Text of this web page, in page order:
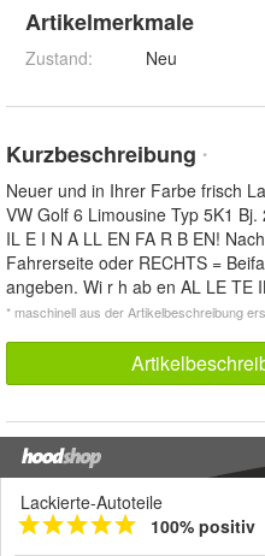
Artikelmerkmale
Zustand: Neu
Kurzbeschreibung *
Neuer und in Ihrer Farbe frisch
VW Golf 6 Limousine Typ 5K1
IL E I N A LL EN FA R B EN!
Fahrerseite oder RECHTS =
angeben. Wi r h ab en AL LE TE
* maschinell aus der Artikelbeschreibung
Lackierte-Autoteile
100% positiv